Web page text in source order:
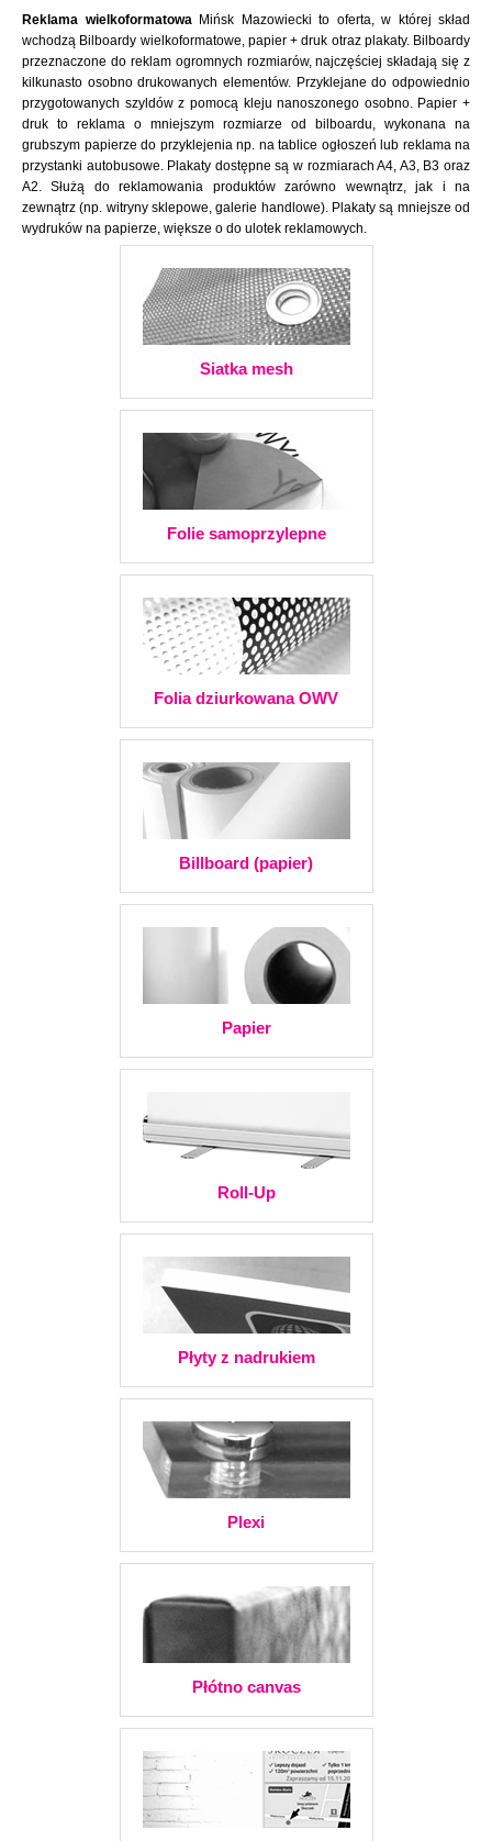
Reklama wielkoformatowaMińsk Mazowiecki to oferta, w której skład
wchodzą Bilboardy wielkoformatowe, papier + druk otraz plakaty. Bilboardy
przeznaczone do reklam ogromnych rozmiarów, najczęściej składają się z
kilkunasto osobno drukowanych elementów. Przyklejane do odpowiednio
przygotowanych szyldów z pomocą kleju nanoszonego osobno. Papier +
druk to reklama o mniejszym rozmiarze od bilboardu, wykonana na
grubszym papierze do przyklejenia np. na tablice ogłoszeń lub reklama na
przystanki autobusowe. Plakaty dostępne są w rozmiarach A4, A3, B3 oraz
A2. Służą do reklamowania produktów zarówno wewnątrz, jak i na
zewnątrz (np. witryny sklepowe, galerie handlowe). Plakaty są mniejsze od
wydruków na papierze, większe o do ulotek reklamowych.
Siatka mesh
Folie samoprzylepne
Folia dziurkowana OWV
Billboard (papier)
Papier
Roll-Up
Płyty z nadrukiem
Plexi
Płótno canvas